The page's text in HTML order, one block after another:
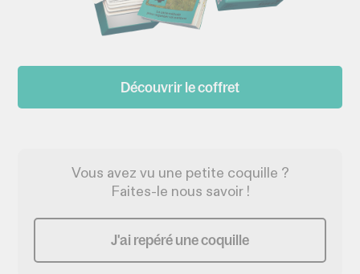
Découvrir le coffret
Vous avez vu une petite coquille ?
Faites-le nous savoir !
J'ai repéré une coquille